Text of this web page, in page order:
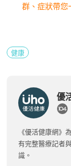
群、症狀帶您
健康
優
《優活健康網》
有完整醫療記者
識。